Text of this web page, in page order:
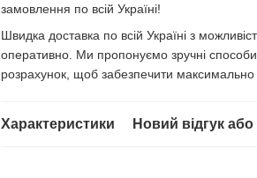
замовлення по всій Україні!
Швидка доставка по всій Україні з
оперативно. Ми пропонуємо зручні способи
розрахунок, щоб забезпечити
Характеристики Новий відгук